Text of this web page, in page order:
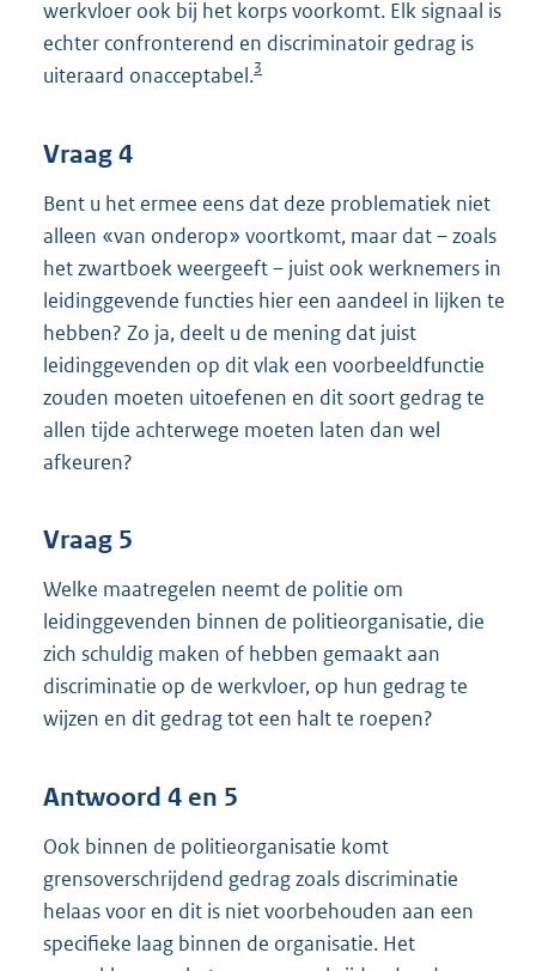
werkvloer ook bij het korps voorkomt. Elk signaal is
echter confronterend en discriminatoir gedrag is
uiteraard onacceptabel.3
Vraag 4
Bent u het ermee eens dat deze problematiek niet
alleen «van onderop» voortkomt, maar dat – zoals
het zwartboek weergeeft – juist ook werknemers in
leidinggevende functies hier een aandeel in lijken te
hebben? Zo ja, deelt u de mening dat juist
leidinggevenden op dit vlak een voorbeeldfunctie
zouden moeten uitoefenen en dit soort gedrag te
allen tijde achterwege moeten laten dan wel
afkeuren?
Vraag 5
Welke maatregelen neemt de politie om
leidinggevenden binnen de politieorganisatie, die
zich schuldig maken of hebben gemaakt aan
discriminatie op de werkvloer, op hun gedrag te
wijzen en dit gedrag tot een halt te roepen?
Antwoord 4 en 5
Ook binnen de politieorganisatie komt
grensoverschrijdend gedrag zoals discriminatie
helaas voor en dit is niet voorbehouden aan een
specifieke laag binnen de organisatie. Het